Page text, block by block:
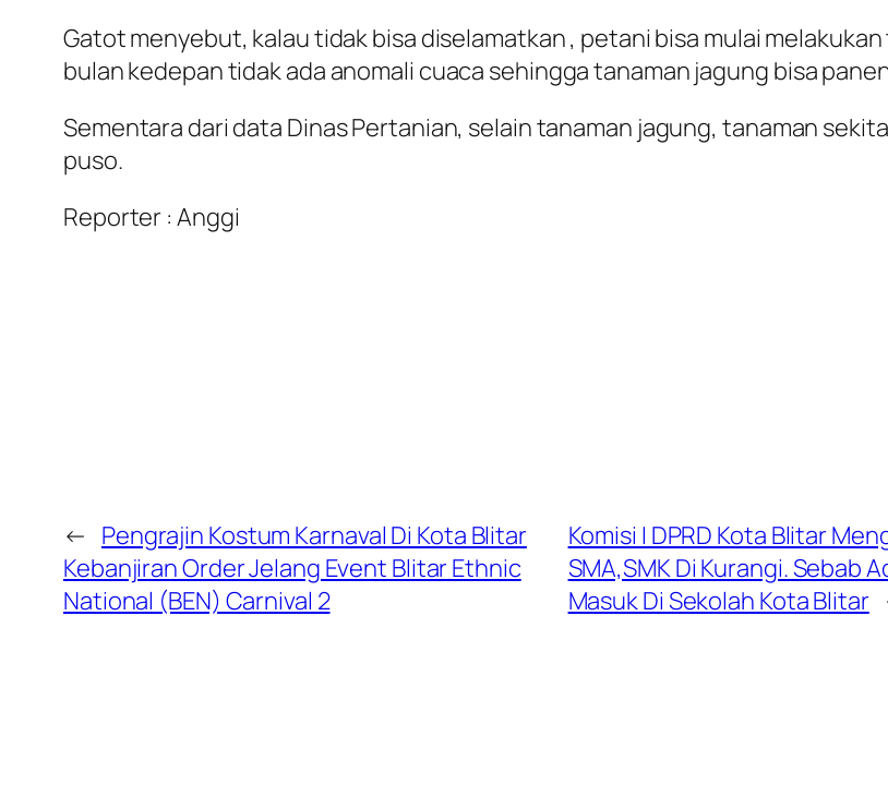
Gatot menyebut, kalau tidak bisa diselamatkan , petani bisa mulai
bulan kedepan tidak ada anomali cuaca sehingga tanaman jagung bisa
Sementara dari data Dinas Pertanian, selain tanaman jagung, tanaman
puso.
Reporter : Anggi
← Pengrajin Kostum Karnaval Di Kota Blitar
Kebanjiran Order Jelang Event Blitar Ethnic
National (BEN) Carnival 2
Komisi I DPRD Kota Blitar
SMA,SMK Di Kurangi. Sebab
Masuk Di Sekolah Kota Blitar